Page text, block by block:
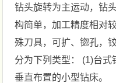
钻头旋转为主运动，钻
构简单，加工精度相对
殊刀具，可扩、锪孔，
分为下列类型： (1)台
垂直布置的小型钻床。